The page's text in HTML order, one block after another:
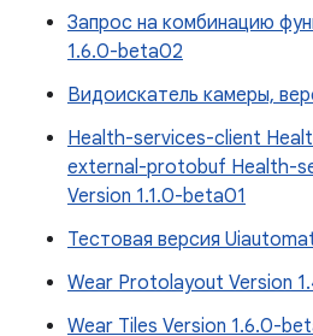
Запрос на комбинацию
1.6.0-beta02
Видоискатель камеры,
Health-services-client
external-protobuf Health-
Version 1.1.0-beta01
Тестовая версия
Wear Protolayout Version
Wear Tiles Version 1.6.0-